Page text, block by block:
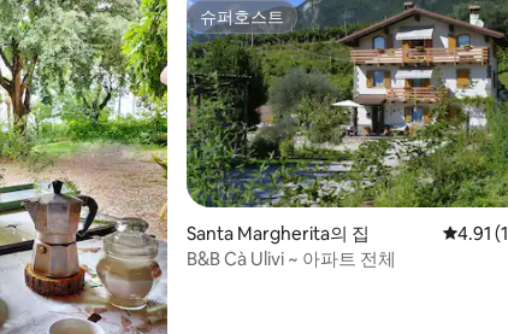
슈퍼호스트
슈퍼호스트
Santa Margherita의 집 평점
4.91
B&B Cà Ulivi ~ 아파트 전체